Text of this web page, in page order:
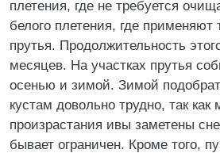
плетения, где не требуется
белого плетения, где применяют
прутья. Продолжительность
месяцев. На участках прутья
осенью и зимой. Зимой
кустам довольно трудно, так как
произрастания ивы заметены
бывает ограничен. Кроме того,